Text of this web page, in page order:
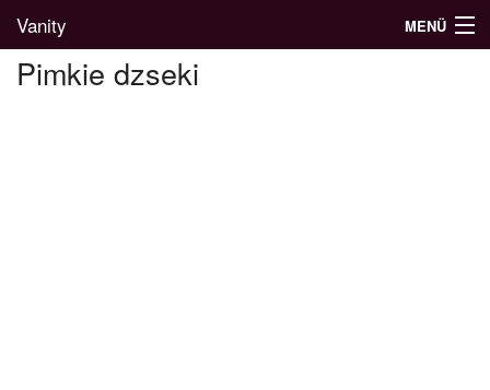
Vanity MENÜ
Pimkie dzseki